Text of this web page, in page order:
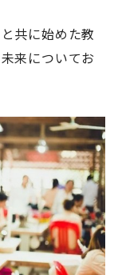
共に始めた教
来についてお